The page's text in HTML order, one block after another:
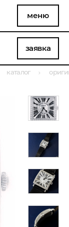
меню
заявка
каталог